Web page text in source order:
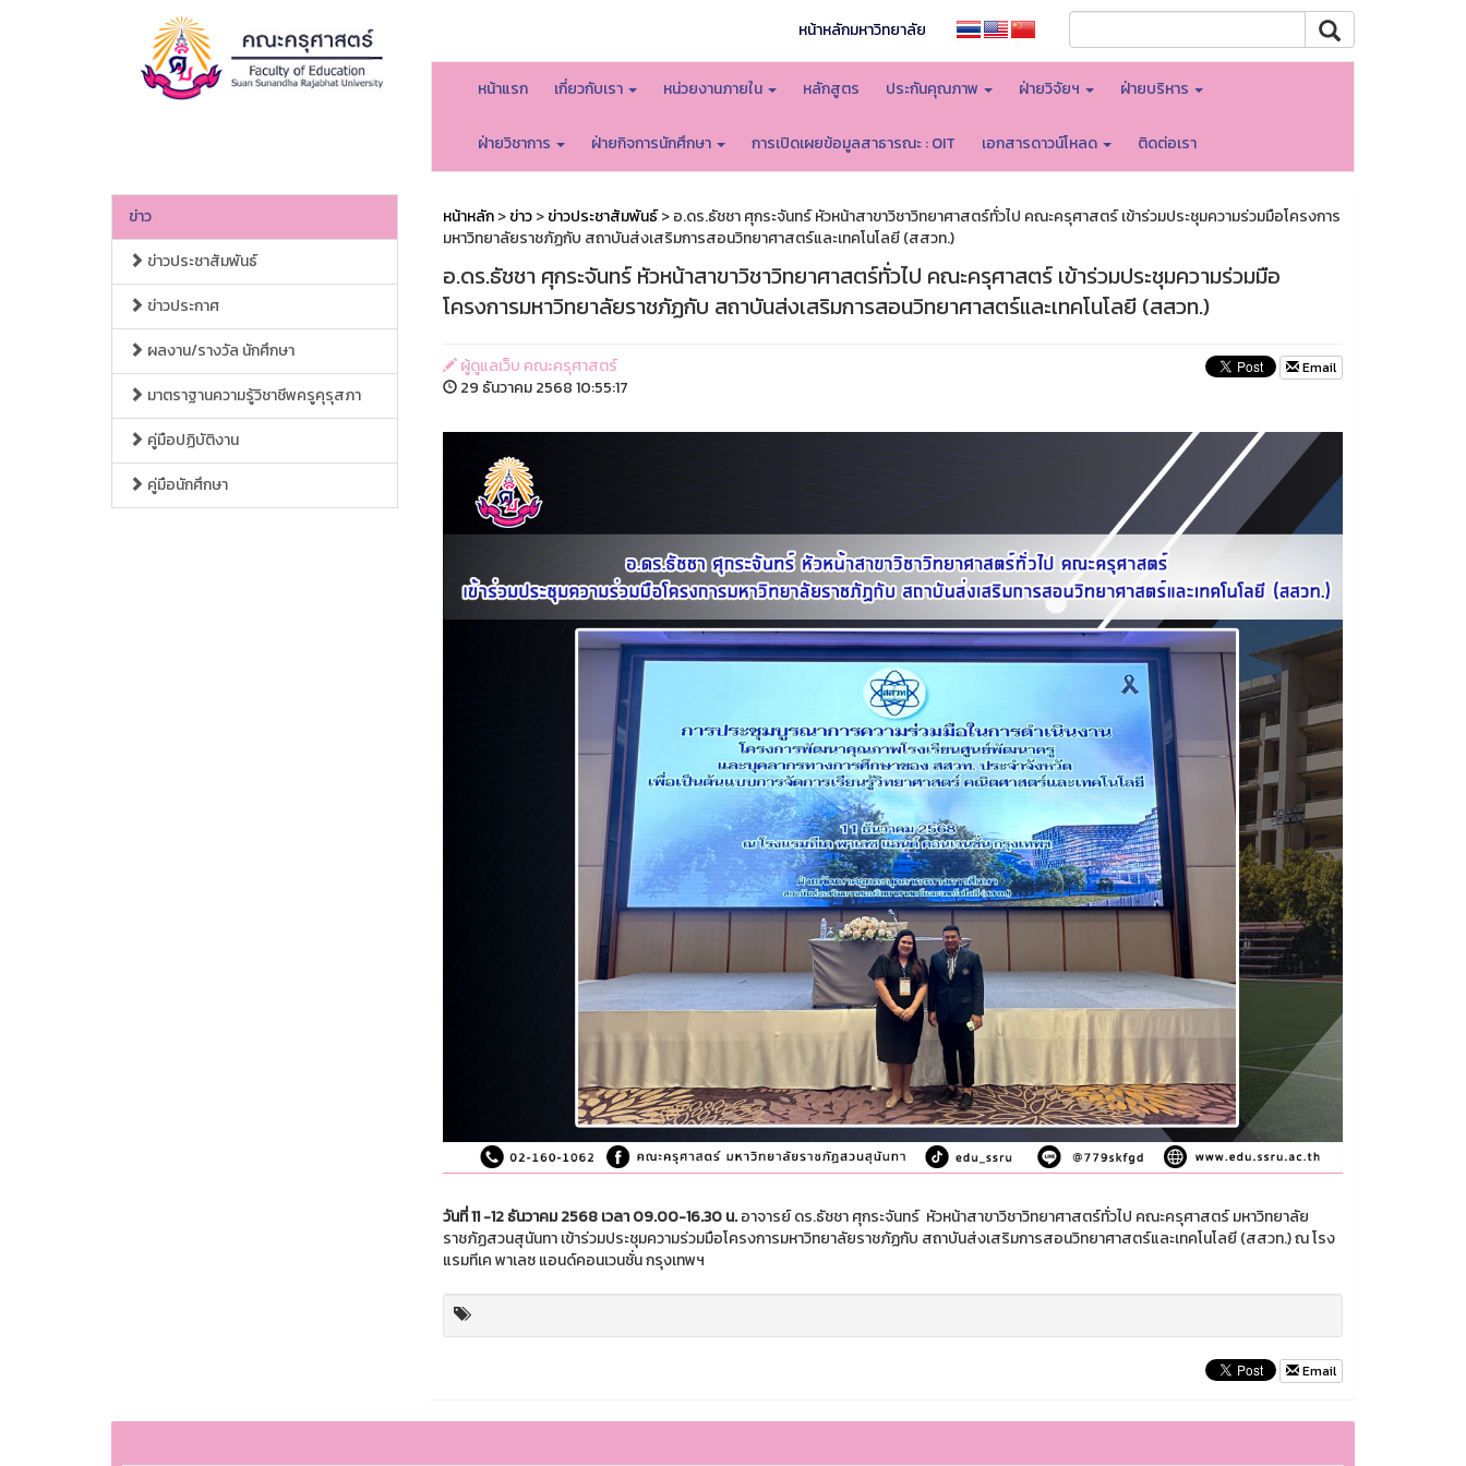
หน้าหลักมหาวิทยาลัย
หน้าแรก เกี่ยวกับเรา หน่วยงานภายใน หลักสูตร ประกันคุณภาพ ฝ่ายวิจัยฯ ฝ่ายบริหาร
ฝ่ายวิชาการ ฝ่ายกิจการนักศึกษา การเปิดเผยข้อมูลสาธารณะ : OIT เอกสารดาวน์โหลด ติดต่อเรา
ข่าว
ข่าวประชาสัมพันธ์
ข่าวประกาศ
ผลงาน/รางวัล นักศึกษา
มาตราฐานความรู้วิชาชีพครูคุรุสภา
คู่มือปฏิบัติงาน
คู่มือนักศึกษา
หน้าหลัก>ข่าว>ข่าวประชาสัมพันธ์> อ.ดร.ธัชชา ศุกระจันทร์ หัวหน้าสาขาวิชาวิทยาศาสตร์ทั่วไป คณะครุศาสตร์ เข้าร่วมประชุมความร่วมมือโครงการ
มหาวิทยาลัยราชภัฏกับ สถาบันส่งเสริมการสอนวิทยาศาสตร์และเทคโนโลยี (สสวท.)
อ.ดร.ธัชชา ศุกระจันทร์ หัวหน้าสาขาวิชาวิทยาศาสตร์ทั่วไป คณะครุศาสตร์ เข้าร่วมประชุมความร่วมมือ
โครงการมหาวิทยาลัยราชภัฏกับ สถาบันส่งเสริมการสอนวิทยาศาสตร์และเทคโนโลยี (สสวท.)
ผู้ดูแลเว็บ คณะครุศาสตร์
29 ธันวาคม 2568 10:55:17
Email
วันที่ 11 -12 ธันวาคม 2568 เวลา 09.00-16.30 น.อาจารย์ ดร.ธัชชา ศุกระจันทร์ หัวหน้าสาขาวิชาวิทยาศาสตร์ทั่วไป คณะครุศาสตร์ มหาวิทยาลัย
ราชภัฏสวนสุนันทา เข้าร่วมประชุมความร่วมมือโครงการมหาวิทยาลัยราชภัฏกับ สถาบันส่งเสริมการสอนวิทยาศาสตร์และเทคโนโลยี (สสวท.) ณ โรง
แรมทีเค พาเลซ แอนด์คอนเวนชั่น กรุงเทพฯ
Email